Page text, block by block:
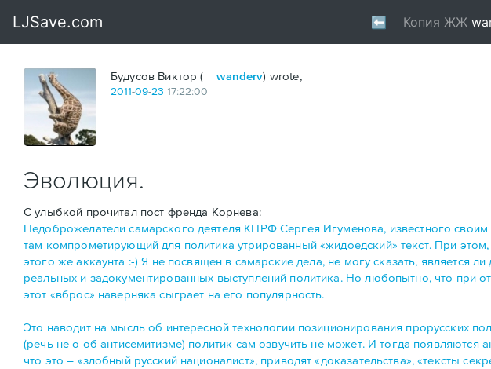
Будусов Виктор ( wanderv) wrote,
2011-09-23 17:22:00
Эволюция.
С улыбкой прочитал пост френда Корнева:
Недоброжелатели самарского деятеля КПРФ Сергея Игуменова, известного
там компрометирующий для политика утрированный «жидоедский» текст. При
этого же аккаунта :-) Я не посвящен в самарские дела, не могу сказать, является
реальных и задокументированных выступлений политика. Но любопытно, что при
этот «вброс» наверняка сыграет на его популярность.
Это наводит на мысль об интересной технологии позиционирования прорусских
(речь не о об антисемитизме) политик сам озвучить не может. И тогда
что это – «злобный русский националист», приводят «доказательства», «тексты